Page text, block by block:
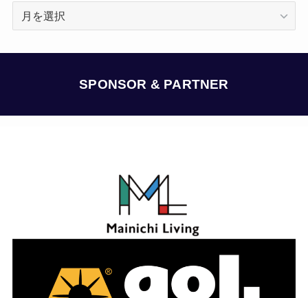
SPONSOR & PARTNER